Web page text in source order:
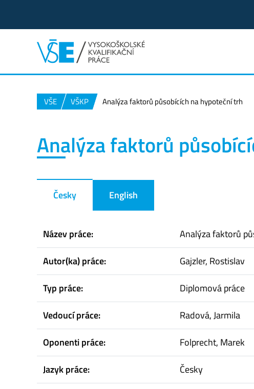
VŠE VŠKP Analýza faktorů působících na hypoteční trh
Analýza faktorů
Česky English
Název práce:
Analýza faktorů
Autor(ka) práce:
Gajzler, Rostislav
Typ práce:
Diplomová práce
Vedoucí práce:
Radová, Jarmila
Oponenti práce:
Folprecht, Marek
Jazyk práce:
Česky